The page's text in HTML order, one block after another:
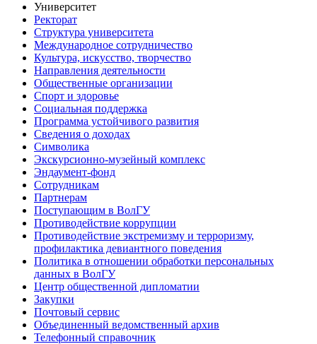
Университет
Ректорат
Структура университета
Международное сотрудничество
Культура, искусство, творчество
Направления деятельности
Общественные организации
Спорт и здоровье
Социальная поддержка
Программа устойчивого развития
Сведения о доходах
Символика
Экскурсионно-музейный комплекс
Эндаумент-фонд
Сотрудникам
Партнерам
Поступающим в ВолГУ
Противодействие коррупции
Противодействие экстремизму и терроризму,
профилактика девиантного поведения
Политика в отношении обработки персональных
данных в ВолГУ
Центр общественной дипломатии
Закупки
Почтовый сервис
Объединенный ведомственный архив
Телефонный справочник